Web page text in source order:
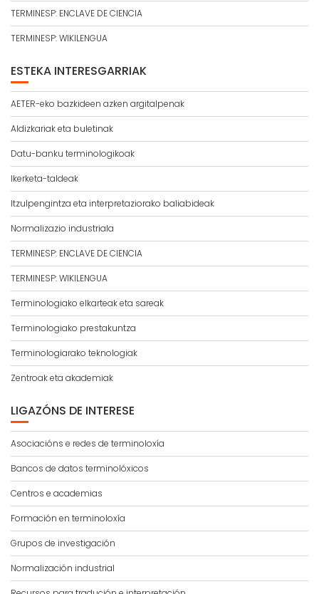
TERMINESP: ENCLAVE DE CIENCIA
TERMINESP: WIKILENGUA
ESTEKA INTERESGARRIAK
AETER-eko bazkideen azken argitalpenak
Aldizkariak eta buletinak
Datu-banku terminologikoak
Ikerketa-taldeak
Itzulpengintza eta interpretaziorako baliabideak
Normalizazio industriala
TERMINESP: ENCLAVE DE CIENCIA
TERMINESP: WIKILENGUA
Terminologiako elkarteak eta sareak
Terminologiako prestakuntza
Terminologiarako teknologiak
Zentroak eta akademiak
LIGAZÓNS DE INTERESE
Asociacións e redes de terminoloxía
Bancos de datos terminolóxicos
Centros e academias
Formación en terminoloxía
Grupos de investigación
Normalización industrial